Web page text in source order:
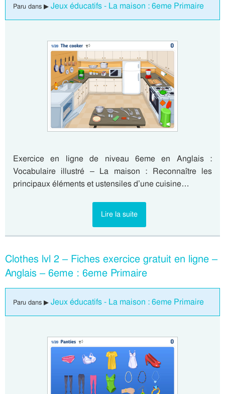
Paru dans ▶ Jeux éducatifs - La maison : 6eme Primaire
Exercice en ligne de niveau 6eme en Anglais :
Vocabulaire illustré – La maison : Reconnaître les
principaux éléments et ustensiles d’une cuisine…
Lire la suite
Clothes lvl 2 – Fiches exercice gratuit en ligne –
Anglais – 6eme : 6eme Primaire
Paru dans ▶ Jeux éducatifs - La maison : 6eme Primaire